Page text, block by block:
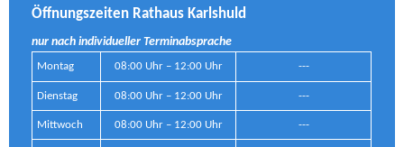
Öffnungszeiten Rathaus Karlshuld
nur nach individueller Terminabsprache
Montag 08:00 Uhr – 12:00 Uhr ---
Dienstag 08:00 Uhr – 12:00 Uhr ---
Mittwoch 08:00 Uhr – 12:00 Uhr ---